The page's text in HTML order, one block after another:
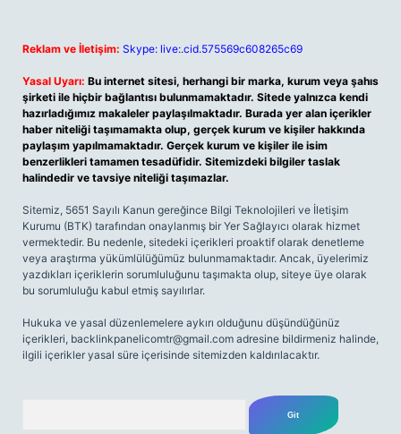
Reklam ve İletişim: Skype: live:.cid.575569c608265c69
Yasal Uyarı: Bu internet sitesi, herhangi bir marka, kurum veya şahıs
şirketi ile hiçbir bağlantısı bulunmamaktadır. Sitede yalnızca kendi
hazırladığımız makaleler paylaşılmaktadır. Burada yer alan içerikler
haber niteliği taşımamakta olup, gerçek kurum ve kişiler hakkında
paylaşım yapılmamaktadır. Gerçek kurum ve kişiler ile isim
benzerlikleri tamamen tesadüfidir. Sitemizdeki bilgiler taslak
halindedir ve tavsiye niteliği taşımazlar.
Sitemiz, 5651 Sayılı Kanun gereğince Bilgi Teknolojileri ve İletişim
Kurumu (BTK) tarafından onaylanmış bir Yer Sağlayıcı olarak hizmet
vermektedir. Bu nedenle, sitedeki içerikleri proaktif olarak denetleme
veya araştırma yükümlülüğümüz bulunmamaktadır. Ancak, üyelerimiz
yazdıkları içeriklerin sorumluluğunu taşımakta olup, siteye üye olarak
bu sorumluluğu kabul etmiş sayılırlar.
Hukuka ve yasal düzenlemelere aykırı olduğunu düşündüğünüz
içerikleri, backlinkpanelicomtr@gmail.com adresine bildirmeniz halinde,
ilgili içerikler yasal süre içerisinde sitemizden kaldırılacaktır.